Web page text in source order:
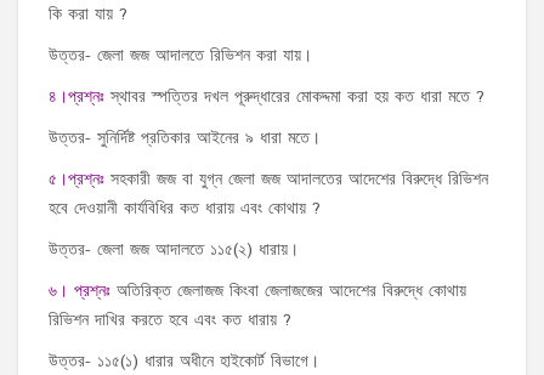
কি করা যায় ?
উত্তর- জেলা জজ আদালতে রিভিশন করা যায়।
৪।প্রশ্নঃ স্থাবর স্পত্তির দখল পূরুদ্ধারের মোকদ্দমা করা হয় কত ধারা মতে ?
উত্তর- সুনির্দিষ্ট প্রতিকার আইনের ৯ ধারা মতে।
৫।প্রশ্নঃ সহকারী জজ বা যুগ্ন জেলা জজ আদালতের আদেশের বিরুদ্ধে রিভিশন
হবে দেওয়ানী কার্যবিধির কত ধারায় এবং কোথায় ?
উত্তর- জেলা জজ আদালতে ১১৫(২) ধারায়।
৬। প্রশ্নঃ অতিরিক্ত জেলাজজ কিংবা জেলাজজের আদেশের বিরুদ্ধে কোথায়
রিভিশন দাখির করতে হবে এবং কত ধারায় ?
উত্তর- ১১৫(১) ধারার অধীনে হাইকোর্ট বিভাগে।